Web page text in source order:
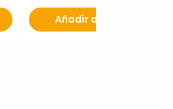
Añadir al carrito